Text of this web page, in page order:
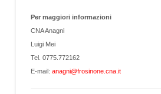
Per maggiori informazioni
CNA Anagni
Luigi Mei
Tel. 0775.772162
E-mail: anagni@frosinone.cna.it